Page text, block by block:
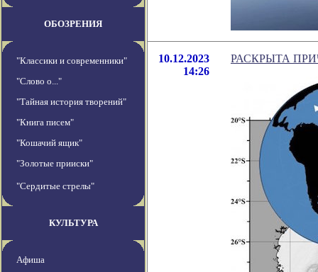
ОБОЗРЕНИЯ
"Классики и современники"
"Слово о..."
"Тайная история творений"
"Книга писем"
"Кошачий ящик"
"Золотые прииски"
"Сердитые стрелы"
КУЛЬТУРА
Афиша
10.12.2023
14:26
РАСКРЫТА